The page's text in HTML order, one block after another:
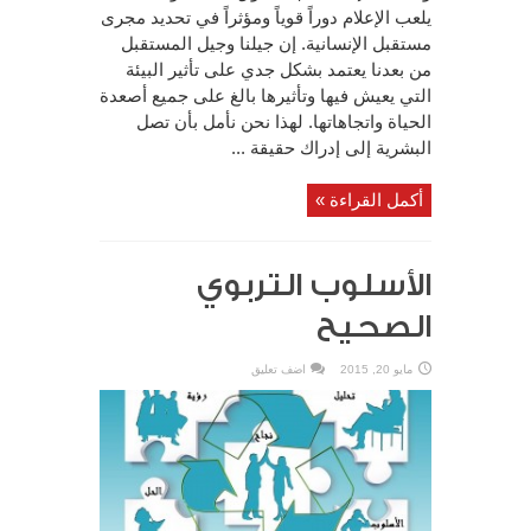
يلعب الإعلام دوراً قوياً ومؤثراً في تحديد مجرى
مستقبل الإنسانية. إن جيلنا وجيل المستقبل
من بعدنا يعتمد بشكل جدي على تأثير البيئة
التي يعيش فيها وتأثيرها بالغ على جميع أصعدة
الحياة واتجاهاتها. لهذا نحن نأمل بأن تصل
البشرية إلى إدراك حقيقة ...
أكمل القراءة »
الأسلوب التربوي
الصحيح
مايو 20, 2015 اضف تعليق